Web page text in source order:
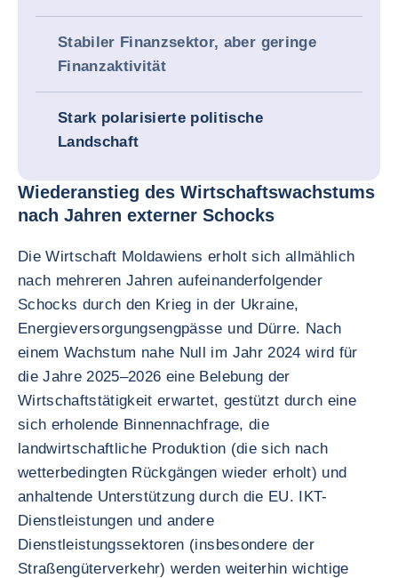
Stabiler Finanzsektor, aber geringe
Finanzaktivität
Stark polarisierte politische
Landschaft
Wiederanstieg des Wirtschaftswachstums
nach Jahren externer Schocks
Die Wirtschaft Moldawiens erholt sich allmählich
nach mehreren Jahren aufeinanderfolgender
Schocks durch den Krieg in der Ukraine,
Energieversorgungsengpässe und Dürre. Nach
einem Wachstum nahe Null im Jahr 2024 wird für
die Jahre 2025–2026 eine Belebung der
Wirtschaftstätigkeit erwartet, gestützt durch eine
sich erholende Binnennachfrage, die
landwirtschaftliche Produktion (die sich nach
wetterbedingten Rückgängen wieder erholt) und
anhaltende Unterstützung durch die EU. IKT-
Dienstleistungen und andere
Dienstleistungssektoren (insbesondere der
Straßengüterverkehr) werden weiterhin wichtige